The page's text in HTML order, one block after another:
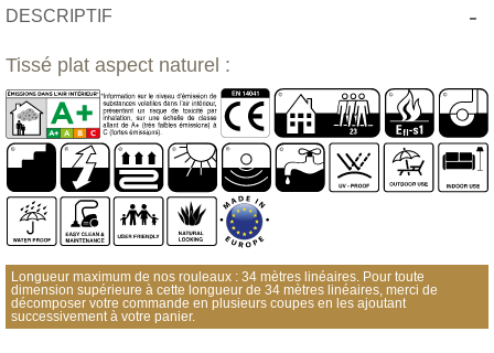
DESCRIPTIF -
Tissé plat aspect naturel :
Longueur maximum de nos rouleaux : 34 mètres linéaires. Pour toute
dimension supérieure à cette longueur de 34 mètres linéaires, merci de
décomposer votre commande en plusieurs coupes en les ajoutant
successivement à votre panier.